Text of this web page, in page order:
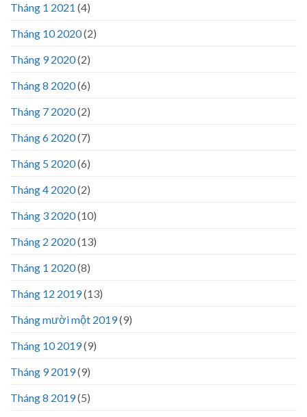
Tháng 1 2021 (4)
Tháng 10 2020(2)
Tháng 9 2020(2)
Tháng 8 2020(6)
Tháng 7 2020(2)
Tháng 6 2020(7)
Tháng 5 2020(6)
Tháng 4 2020(2)
Tháng 3 2020(10)
Tháng 2 2020(13)
Tháng 1 2020(8)
Tháng 12 2019(13)
Tháng mười một 2019(9)
Tháng 10 2019(9)
Tháng 9 2019(9)
Tháng 8 2019(5)